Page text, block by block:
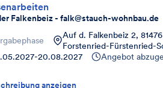
Falkenbeiz - falk@stauch-wohnbau.de
Auf d. Falkenbeiz 2,
Forstenried-Fürstenried-
-20.08.2027 Angebot
anzeigen